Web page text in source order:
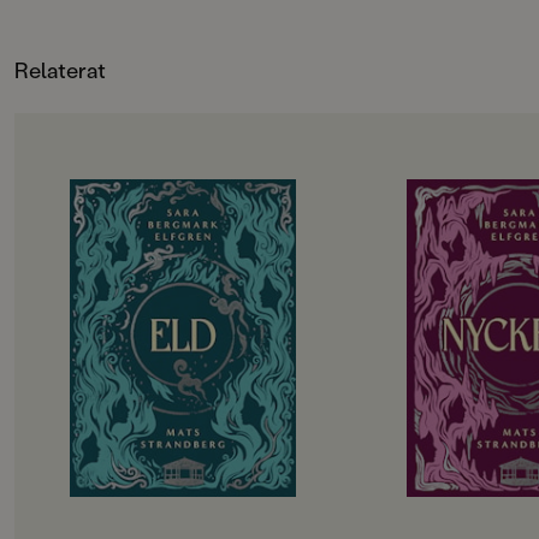
nyckel leder till en stor hemlighet.
Relaterat
OM BOKEN
De utvalda ska börja andra året på
gymnasiet. Hela sommarlovet har
de hållit andan i väntan på
demonernas nästa drag. Men hotet
kommer från ett håll de aldrig
kunnat förutse. Det blir alltmer
uppenbart att något är väldigt,
väldigt fel i Engelsfors. Det
förflutna vävs ihop med nuet. De
levande möter de döda. De utvalda
knyts allt tätare till varandra och
påminns återigen om att magi inte
kan lindra olycklig kärlek eller laga
OM BOKEN
Det har gått drygt
tragedin i
gympasal. De
att återhämta sig
vänds upp och ner
besvaras.
Lojaliteter prövas.
att rinna ut och till
utvalda bara vara
Allt kommer att